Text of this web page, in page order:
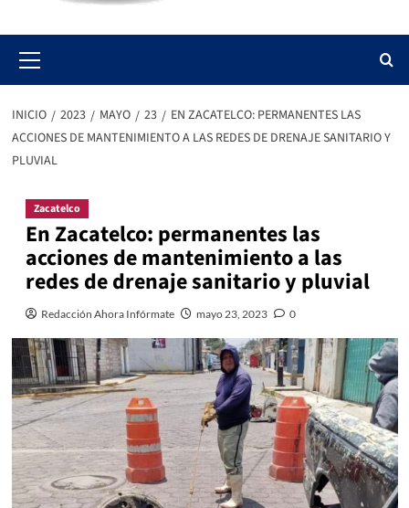
Menu
INICIO 2023 MAYO 23
EN ZACATELCO: PERMANENTES LAS
ACCIONES DE MANTENIMIENTO A LAS REDES DE DRENAJE SANITARIO Y
PLUVIAL
Zacatelco
En Zacatelco: permanentes las
acciones de mantenimiento a las
redes de drenaje sanitario y pluvial
Redacción Ahora Infórmate mayo 23, 2023 0